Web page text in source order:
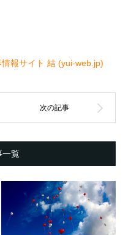
情報サイト 結 (yui-web.jp)
一覧